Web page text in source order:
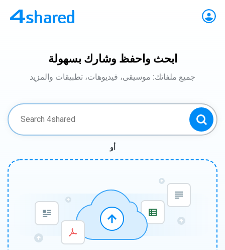
ابحث واحفظ وشارك بسهولة
جميع ملفاتك: موسيقى، فيديوهات، تطبيقات والمزيد
أو